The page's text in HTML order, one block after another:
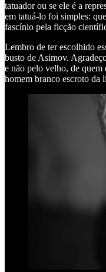
tatuador ou se ele é a
em tatuá-lo foi simples:
fascínio pela ficção
Lembro de ter escolhido
busto de Asimov.
e não pelo velho, de quem
homem branco escroto da